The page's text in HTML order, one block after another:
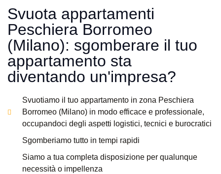
Svuota appartamenti
Peschiera Borromeo
(Milano): sgomberare il tuo
appartamento sta
diventando un'impresa?​
Svuotiamo il tuo appartamento in zona Peschiera
Borromeo (Milano) in modo efficace e professionale,
occupandoci degli aspetti logistici, tecnici e burocratici
Sgomberiamo tutto in tempi rapidi
Siamo a tua completa disposizione per qualunque
necessità o impellenza